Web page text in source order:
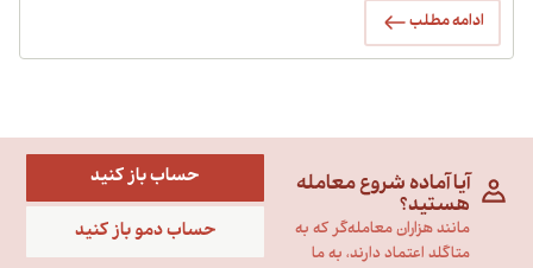
ادامه مطلب
آیا آماده شروع معامله
هستید؟
مانند هزاران معامله‌گر که به
متاگلد اعتماد دارند، به ما
حساب باز کنید
حساب دمو باز کنید